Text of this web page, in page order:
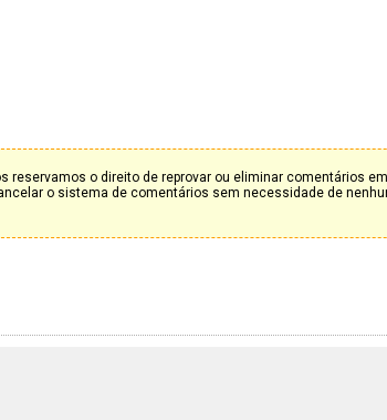
reservamos o direito de reprovar ou eliminar comentários
o sistema de comentários sem necessidade de